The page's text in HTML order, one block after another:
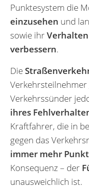
Punktesystem die
einzusehen und
sowie ihr
verbessern.
Die
Verkehrssünder
ihres
Kraftfahrer, die in
gegen das
immer mehr
Konsequenz – der
unausweichlich ist.